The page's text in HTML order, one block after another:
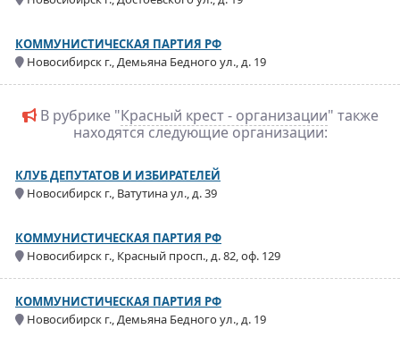
КОММУНИСТИЧЕСКАЯ ПАРТИЯ РФ
Новосибирск г., Демьяна Бедного ул., д. 19
В рубрике "Красный крест - организации" также
находятся следующие организации:
КЛУБ ДЕПУТАТОВ И ИЗБИРАТЕЛЕЙ
Новосибирск г., Ватутина ул., д. 39
КОММУНИСТИЧЕСКАЯ ПАРТИЯ РФ
Новосибирск г., Красный просп., д. 82, оф. 129
КОММУНИСТИЧЕСКАЯ ПАРТИЯ РФ
Новосибирск г., Демьяна Бедного ул., д. 19